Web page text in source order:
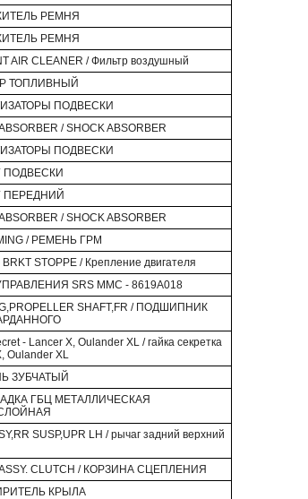
РЕМНЯ
РЕМНЯ
AIR CLEANER / Фильтр воздушный
ТОПЛИВНЫЙ
ПОДВЕСКИ
/ SHOCK ABSORBER
ПОДВЕСКИ
ПОДВЕСКИ
ПЕРЕДНИЙ
/ SHOCK ABSORBER
/ РЕМЕНЬ ГРМ
BRKT STOPPE / Крепление двигателя
SRS MMC - 8619A018
SHAFT,FR / ПОДШИПНИК
- Lancer X, Oulander XL / гайка секретка
Oulander XL
ЗУБЧАТЫЙ
ГБЦ МЕТАЛЛИЧЕСКАЯ
SUSP,UPR LH / рычаг задний верхний
ASSY. CLUTCH / КОРЗИНА СЦЕПЛЕНИЯ
КРЫЛА